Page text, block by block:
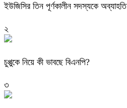
ইউজিসির তিন পূর্ণকালীন সদস্যকে অব্যাহতি
২
চুপ্পুকে নিয়ে কী ভাবছে বিএনপি?
৩